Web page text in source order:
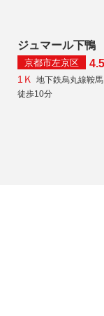
ジュマール下鴨
京都市左京区 4.5
1Ｋ 地下鉄烏丸線鞍
徒歩10分